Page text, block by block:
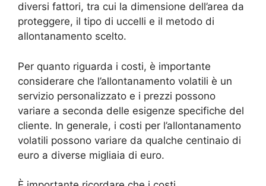
diversi fattori, tra cui la dimensione dell’area da
proteggere, il tipo di uccelli e il metodo di
allontanamento scelto.
Per quanto riguarda i costi, è importante
considerare che l’allontanamento volatili è un
servizio personalizzato e i prezzi possono
variare a seconda delle esigenze specifiche del
cliente. In generale, i costi per l’allontanamento
volatili possono variare da qualche centinaio di
euro a diverse migliaia di euro.